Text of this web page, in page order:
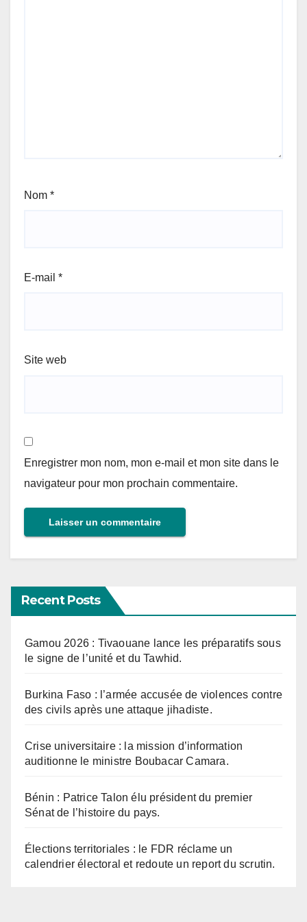
Nom *
E-mail *
Site web
Enregistrer mon nom, mon e-mail et mon site dans le
navigateur pour mon prochain commentaire.
Recent Posts
Gamou 2026 : Tivaouane lance les préparatifs sous
le signe de l’unité et du Tawhid.
Burkina Faso : l’armée accusée de violences contre
des civils après une attaque jihadiste.
Crise universitaire : la mission d’information
auditionne le ministre Boubacar Camara.
Bénin : Patrice Talon élu président du premier
Sénat de l’histoire du pays.
Élections territoriales : le FDR réclame un
calendrier électoral et redoute un report du scrutin.